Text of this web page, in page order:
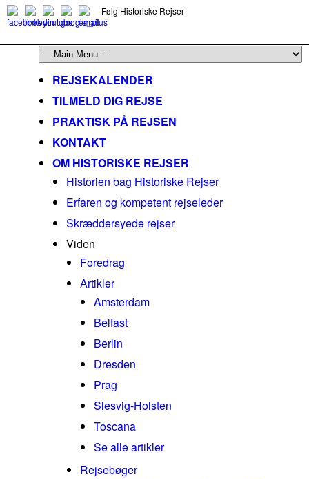
Følg Historiske Rejser
REJSEKALENDER
TILMELD DIG REJSE
PRAKTISK PÅ REJSEN
KONTAKT
OM HISTORISKE REJSER
Historien bag Historiske Rejser
Erfaren og kompetent rejseleder
Skræddersyede rejser
Viden
Foredrag
Artikler
Amsterdam
Belfast
Berlin
Dresden
Prag
Slesvig-Holsten
Toscana
Se alle artikler
Rejsebøger